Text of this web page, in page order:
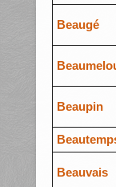
Beaugé
Beaupin
Beauvais